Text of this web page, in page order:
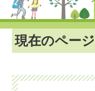
現在のページ